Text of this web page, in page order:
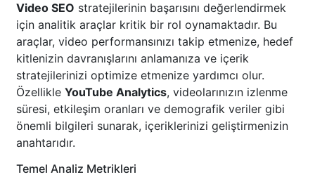
Video SEO stratejilerinin başarısını değerlendirmek
için analitik araçlar kritik bir rol oynamaktadır. Bu
araçlar, video performansınızı takip etmenize, hedef
kitlenizin davranışlarını anlamanıza ve içerik
stratejilerinizi optimize etmenize yardımcı olur.
Özellikle YouTube Analytics, videolarınızın izlenme
süresi, etkileşim oranları ve demografik veriler gibi
önemli bilgileri sunarak, içeriklerinizi geliştirmenizin
anahtarıdır.
Temel Analiz Metrikleri